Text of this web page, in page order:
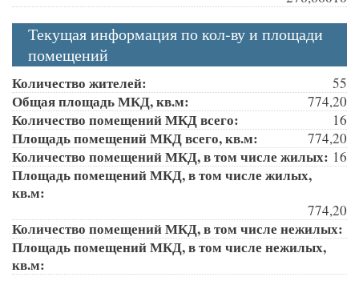
Текущая информация по кол-ву и площади
помещений
Количество жителей: 55
Общая площадь МКД, кв.м: 774,20
Количество помещений МКД всего: 16
Площадь помещений МКД всего, кв.м: 774,20
Количество помещений МКД, в том числе жилых: 16
Площадь помещений МКД, в том числе жилых,
кв.м:
774,20
Количество помещений МКД, в том числе нежилых:
Площадь помещений МКД, в том числе нежилых,
кв.м: